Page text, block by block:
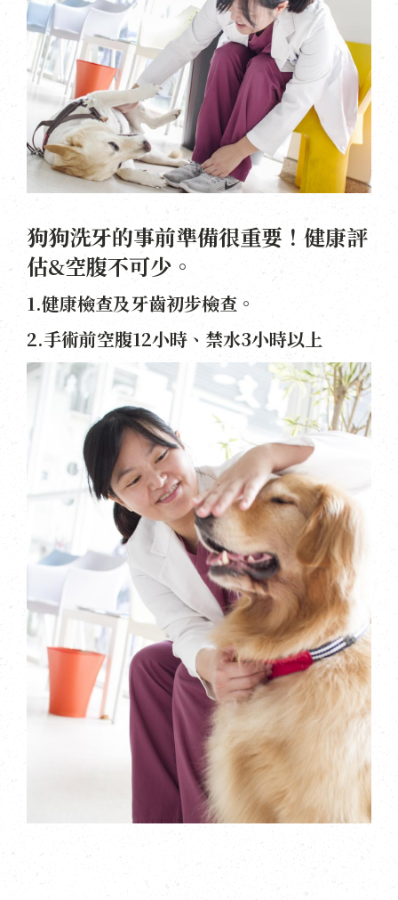
狗狗洗牙的事前準備很重要！健康評
估&空腹不可少。
1.健康檢查及牙齒初步檢查。
2.手術前空腹12小時、禁水3小時以上